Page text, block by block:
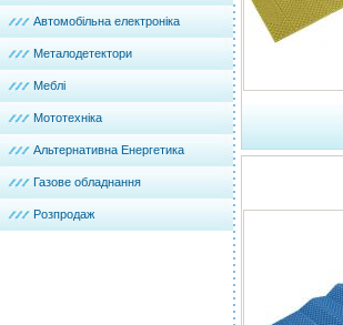
Автомобільна електроніка
Металодетектори
Меблі
Мототехніка
Альтернативна Енергетика
Газове обладнання
Розпродаж